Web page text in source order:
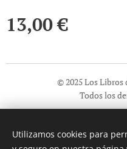
13,00€
© 2025 Los
Todos los
Utilizamos cookies para